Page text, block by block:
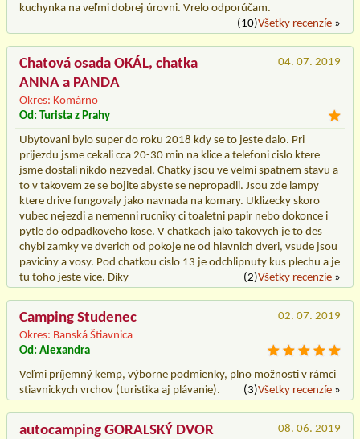
kuchynka na veľmi dobrej úrovni. Vrelo odporúčam.
(10)Všetky recenzíe »
Chatová osada OKÁL, chatka
ANNA a PANDA
Okres: Komárno
04. 07. 2019
Od: Turista z Prahy
Ubytovani bylo super do roku 2018 kdy se to jeste dalo. Pri
prijezdu jsme cekali cca 20-30 min na klice a telefoni cislo ktere
jsme dostali nikdo nezvedal. Chatky jsou ve velmi spatnem stavu a
to v takovem ze se bojite abyste se nepropadli. Jsou zde lampy
ktere drive fungovaly jako navnada na komary. Uklizecky skoro
vubec nejezdi a nemenni rucniky ci toaletni papir nebo dokonce i
pytle do odpadkoveho kose. V chatkach jako takovych je to des
chybi zamky ve dverich od pokoje ne od hlavnich dveri, vsude jsou
paviciny a vosy. Pod chatkou cislo 13 je odchlipnuty kus plechu a je
tu toho jeste vice. Diky
(2)Všetky recenzíe »
Camping Studenec
Okres: Banská Štiavnica
02. 07. 2019
Od: Alexandra
Veľmi príjemný kemp, výborne podmienky, plno možnosti v rámci
stiavnickych vrchov (turistika aj plávanie).
(3)Všetky recenzíe »
autocamping GORALSKÝ DVOR 08. 06. 2019